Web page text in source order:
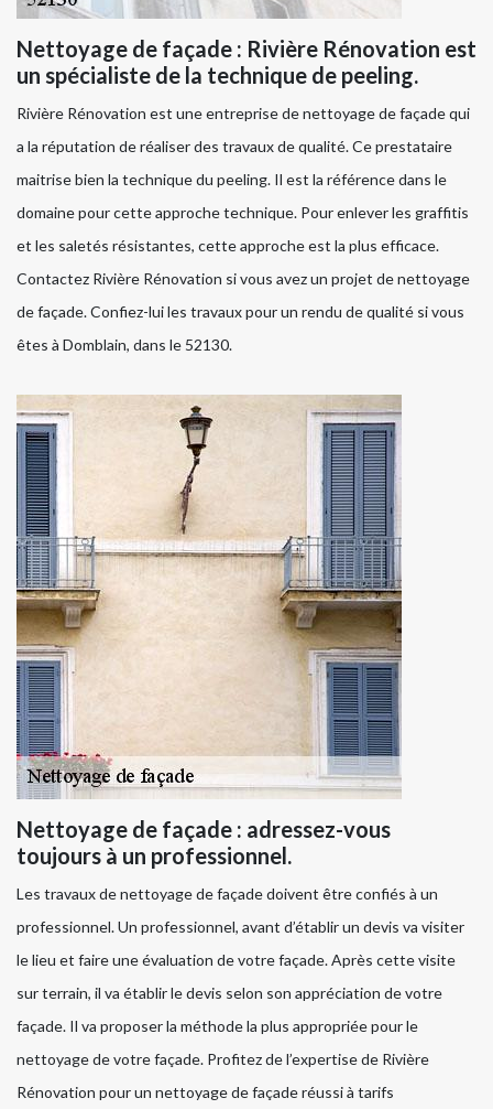
Nettoyage de façade : Rivière Rénovation est
un spécialiste de la technique de peeling.
Rivière Rénovation est une entreprise de nettoyage de façade qui
a la réputation de réaliser des travaux de qualité. Ce prestataire
maitrise bien la technique du peeling. Il est la référence dans le
domaine pour cette approche technique. Pour enlever les graffitis
et les saletés résistantes, cette approche est la plus efficace.
Contactez Rivière Rénovation si vous avez un projet de nettoyage
de façade. Confiez-lui les travaux pour un rendu de qualité si vous
êtes à Domblain, dans le 52130.
Nettoyage de façade : adressez-vous
toujours à un professionnel.
Les travaux de nettoyage de façade doivent être confiés à un
professionnel. Un professionnel, avant d’établir un devis va visiter
le lieu et faire une évaluation de votre façade. Après cette visite
sur terrain, il va établir le devis selon son appréciation de votre
façade. Il va proposer la méthode la plus appropriée pour le
nettoyage de votre façade. Profitez de l’expertise de Rivière
Rénovation pour un nettoyage de façade réussi à tarifs